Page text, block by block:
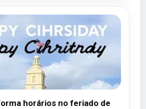
horários no feriado de